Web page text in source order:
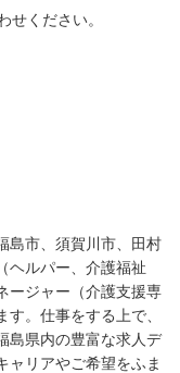
せください。
島市、須賀川市、田村
ヘルパー、介護福祉
ージャー（介護支援専
。仕事をする上で、
島県内の豊富な求人デ
ャリアやご希望をふま